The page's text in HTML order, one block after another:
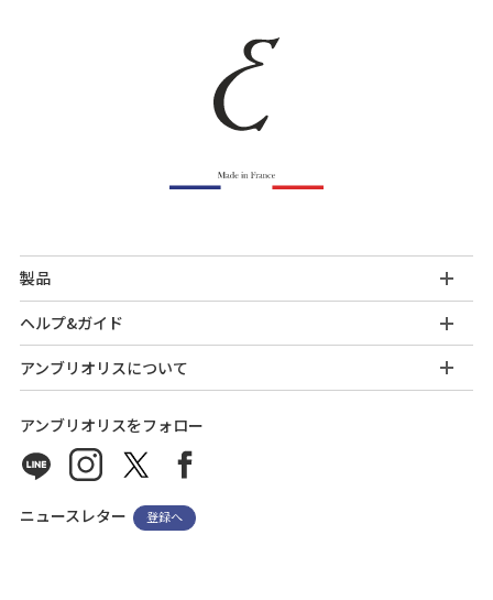
製品
ヘルプ&ガイド
アンブリオリスについて
アンブリオリスをフォロー
ニュースレター 登録へ